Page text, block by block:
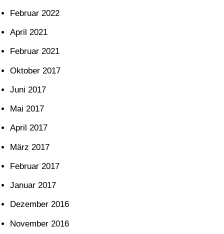
Februar 2022
April 2021
Februar 2021
Oktober 2017
Juni 2017
Mai 2017
April 2017
März 2017
Februar 2017
Januar 2017
Dezember 2016
November 2016